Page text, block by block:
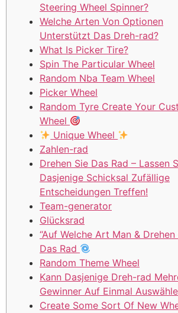
Steering Wheel Spinner?
Welche Arten Von Optionen
Unterstützt Das Dreh-rad?
What Is Picker Tire?
Spin The Particular Wheel
Random Nba Team Wheel
Picker Wheel
Random Tyre Create Your
Wheel
Unique Wheel
Zahlen-rad
Drehen Sie Das Rad – Lassen
Dasjenige Schicksal Zufällige
Entscheidungen Treffen!
Team-generator
Glücksrad
“Auf Welche Art Man & Drehen
Das Rad
Random Theme Wheel
Kann Dasjenige Dreh-rad
Gewinner Auf Einmal
Create Some Sort Of New